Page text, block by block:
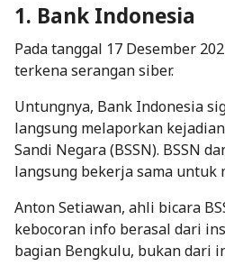
1. Bank Indonesia
Pada tanggal 17 Desember
terkena serangan siber.
Untungnya, Bank Indonesia
langsung melaporkan
Sandi Negara (BSSN). BSSN
langsung bekerja sama untuk
Anton Setiawan, ahli bicara
kebocoran info berasal dari
bagian Bengkulu, bukan dari